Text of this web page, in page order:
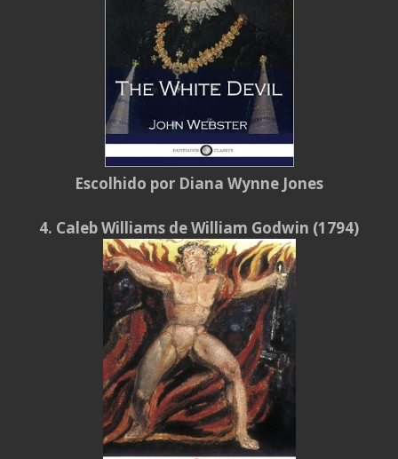
Escolhido por Diana Wynne Jones
4. Caleb Williams de William Godwin (1794)